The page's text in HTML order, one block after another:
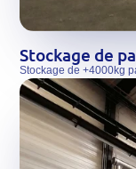
Stockage de
Stockage de +4000kg